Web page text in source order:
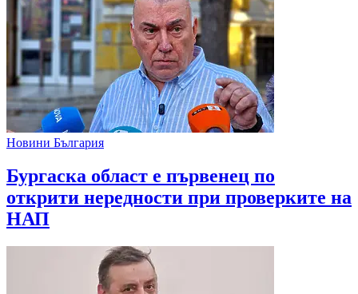
Новини България
Бургаска област е първенец по
открити нередности при проверките на
НАП